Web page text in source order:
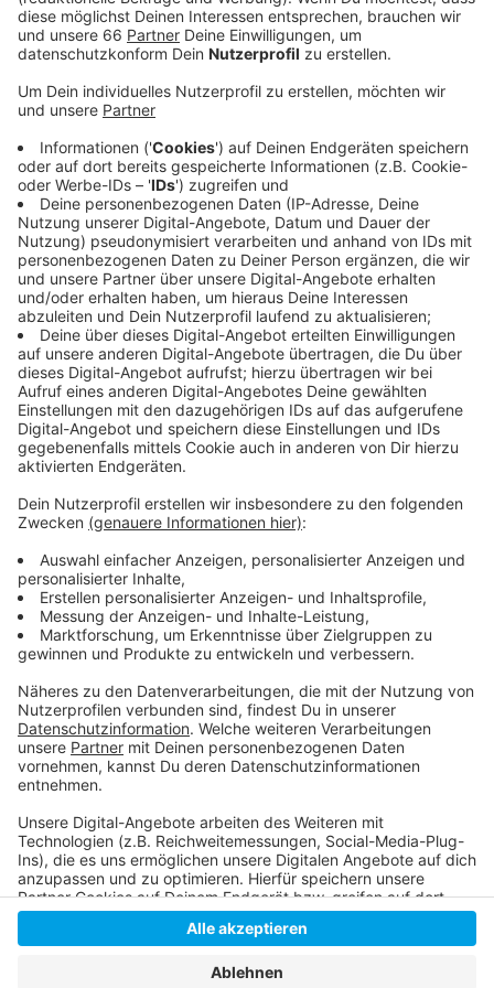
hat dagegen die Zahl der Infektionsfahrten.
Veröffentlicht: Freitag, 08.10.2021 13:40
Dabei handelt es sich um Menschen, die sich
beispielsweise mit dem Corona-Virus angesteckt
haben und in die Uniklinik gefahren werden müssen.
Diese Zahl stieg von 2.300 auf über 15.000 im
vergangenen Jahr an. Insgesamt wurde die
Düsseldorfer Feuerwehr zu 143.000 Einsätze gerufen.
Das sind etwa 10.000 weniger als im Jahr zuvor.
Anzeige
Anzeige
Die Meldung der Stadt zur Feuerwehrbilanz 2020
Allgemeine Infos zur Düsseldorfer Feuerwehr
Anzeige
Anzeige